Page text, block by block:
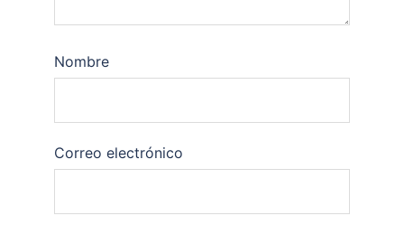
Nombre
Correo electrónico